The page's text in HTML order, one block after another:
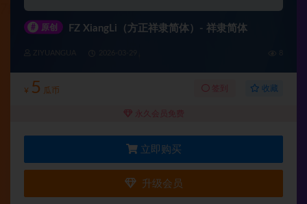
# 原创 FZ XiangLi（方正祥隶简体）- 祥隶简体
ZIYUANGUA
¥ 5 瓜币 签到 收藏
永久会员免费
立即购买
升级会员